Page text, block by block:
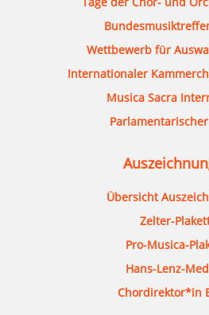
Wettbewerb für
Internationaler
Musica Sacra
Übersicht
Zelter-
Pro-Musica-
Hans-Lenz-
Chordirektor*in